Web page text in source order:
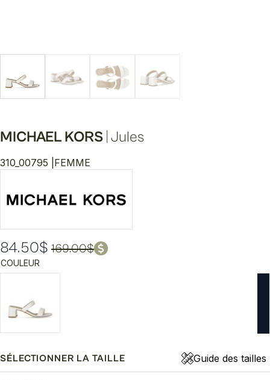
MICHAEL KORS Jules
310_00795 | FEMME
169.00$
Le
prix
était :
169.00$.
84.50$
Le
prix
est :
84.50$.
COULEUR
SÉLECTIONNER LA TAILLE Guide des tailles